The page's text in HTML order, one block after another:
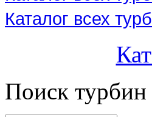
Каталог всех
Поиск турбин